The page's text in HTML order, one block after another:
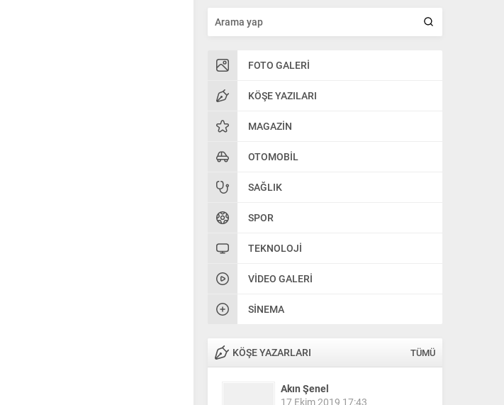
FOTO GALERI
KÖŞE YAZILARI
MAGAZIN
OTOMOBIL
SAĞLIK
SPOR
TEKNOLOJI
VIDEO GALERI
SINEMA
KÖŞE YAZARLARI TÜMÜ
Akın Şenel
17 Ekim 2019 17:43